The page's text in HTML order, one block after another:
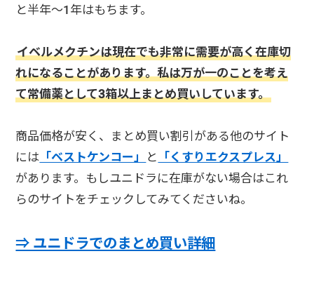
と半年～1年はもちます。
イベルメクチンは現在でも非常に需要が高く在庫切
れになることがあります。私は万が一のことを考え
て常備薬として3箱以上まとめ買いしています。
商品価格が安く、まとめ買い割引がある他のサイト
には 「ベストケンコー」 と 「くすりエクスプレス」
があります。もしユニドラに在庫がない場合はこれ
らのサイトをチェックしてみてくださいね。
⇒ ユニドラでのまとめ買い詳細